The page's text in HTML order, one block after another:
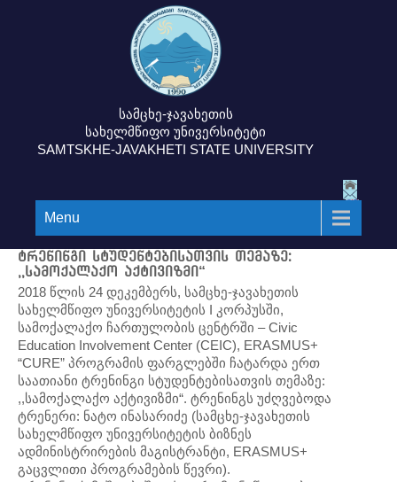
სამცხე-ჯავახეთის
სახელმწიფო უნივერსიტეტი
SAMTSKHE-JAVAKHETI STATE UNIVERSITY
Menu
ტრენინგი სტუდენტებისათვის თემაზე:
,,სამოქალაქო აქტივიზმი“
2018 წლის 24 დეკემბერს, სამცხე-ჯავახეთის
სახელმწიფო უნივერსიტეტის I კორპუსში,
სამოქალაქო ჩართულობის ცენტრში – Civic
Education Involvement Center (CEIC), ERASMUS+
“CURE” პროგრამის ფარგლებში ჩატარდა ერთ
საათიანი ტრენინგი სტუდენტებისათვის თემაზე:
,,სამოქალაქო აქტივიზმი“. ტრენინგს უძღვებოდა
ტრენერი: ნატო ინასარიძე (სამცხე-ჯავახეთის
სახელმწიფო უნივერსიტეტის ბიზნეს
ადმინისტრირების მაგისტრანტი, ERASMUS+
გაცვლითი პროგრამების წევრი).